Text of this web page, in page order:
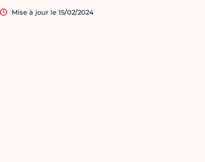
Mise à jour le 15/02/2024